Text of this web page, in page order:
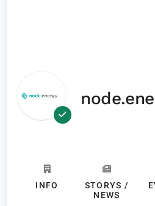
INFO
STORYS /
NEWS